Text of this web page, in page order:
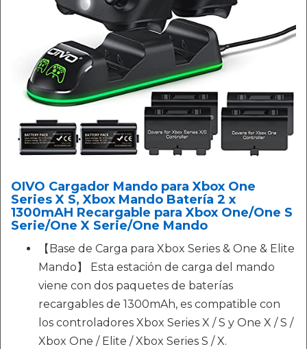
OIVO Cargador Mando para Xbox One
Series X S, Xbox Mando Batería 2 x
1300mAH Recargable para Xbox One/One S
Serie/One X Serie/One Mando
【Base de Carga para Xbox Series & One & Elite
Mando】 Esta estación de carga del mando
viene con dos paquetes de baterías
recargables de 1300mAh, es compatible con
los controladores Xbox Series X / S y One X / S /
Xbox One / Elite / Xbox Series S / X.